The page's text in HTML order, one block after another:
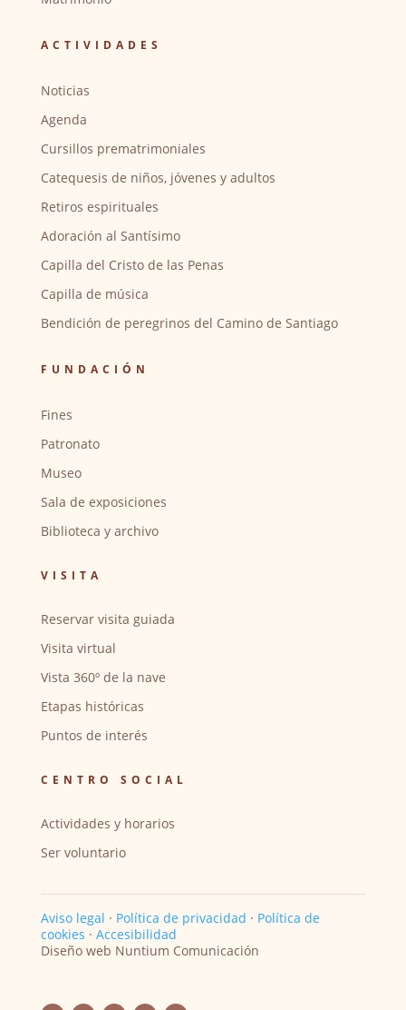
ACTIVIDADES
Noticias
Agenda
Cursillos prematrimoniales
Catequesis de niños, jóvenes y adultos
Retiros espirituales
Adoración al Santísimo
Capilla del Cristo de las Penas
Capilla de música
Bendición de peregrinos del Camino de Santiago
FUNDACIÓN
Fines
Patronato
Museo
Sala de exposiciones
Biblioteca y archivo
VISITA
Reservar visita guiada
Visita virtual
Vista 360º de la nave
Etapas históricas
Puntos de interés
CENTRO SOCIAL
Actividades y horarios
Ser voluntario
Aviso legal · Política de privacidad · Política de
cookies · Accesibilidad
Diseño web Nuntium Comunicación